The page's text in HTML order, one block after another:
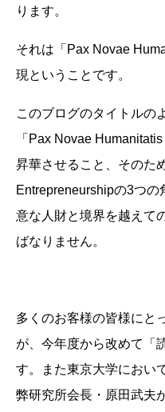
ります。
それは「Pax Novae
現ということです。
このブログのタイトルの
「Pax Novae
昇華させること、そのた
Entrepreneurshipの3つ
意な人財と境界を越えて
ばなりません。
多くのお客様の皆様にと
が、今年度から改めて「
す。また東京大学におい
弊研究所会長・原田武夫